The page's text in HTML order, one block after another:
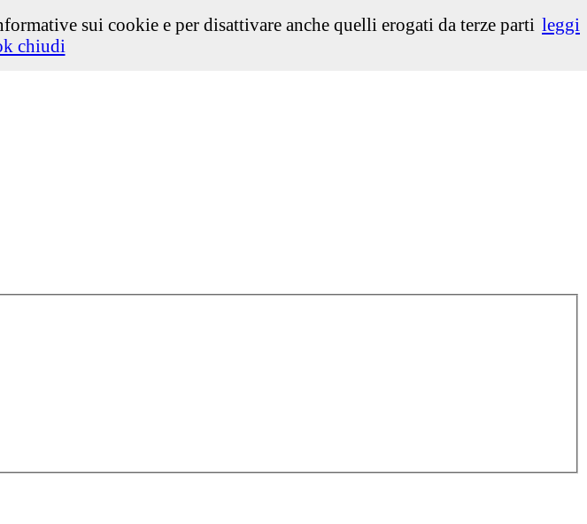
Select Language▼
sui cookie e per disattivare anche quelli erogati da terze parti leggi
chiudi